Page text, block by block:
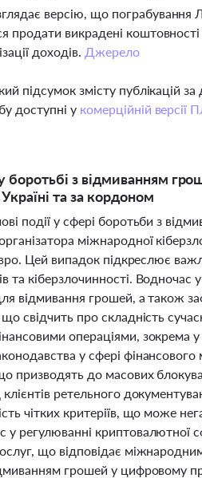
версію, що
продати викрадені
доходів. Джерело
підсумок змісту публікацій
доступні у комерційній
боротьбі з відмиванням
та за кордоном
події у сфері боротьби з
міжнародної
Цей випадок підкреслює
та кіберзлочинності.
відмивання грошей, а також
свідчить про складність
операціями, зокрема
у сфері
призводять до масових
ретельного
чітких критеріїв, що може
у регулюванні
що відповідає
грошей у цифровому